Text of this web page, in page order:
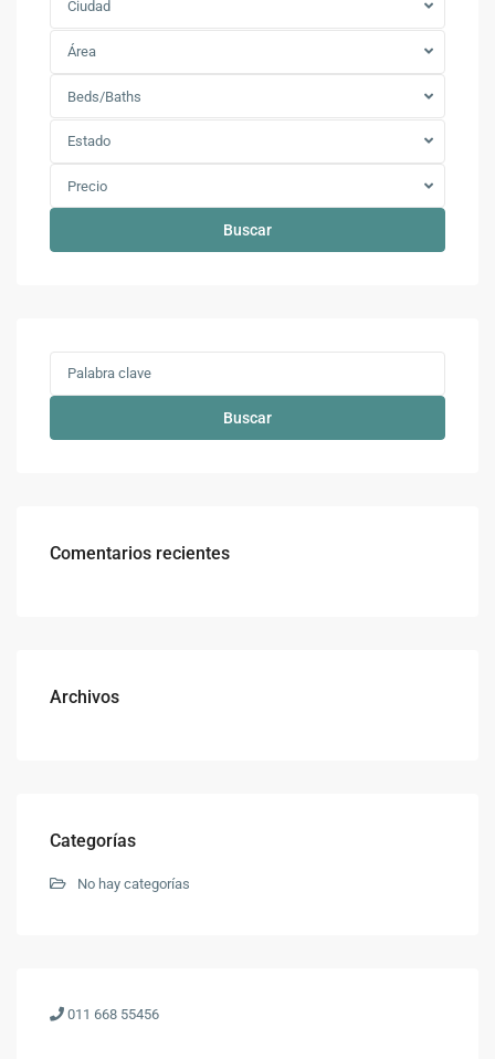
Ciudad
Área
Beds/Baths
Estado
Precio
Buscar
Buscar
Comentarios recientes
Archivos
Categorías
No hay categorías
011 668 55456